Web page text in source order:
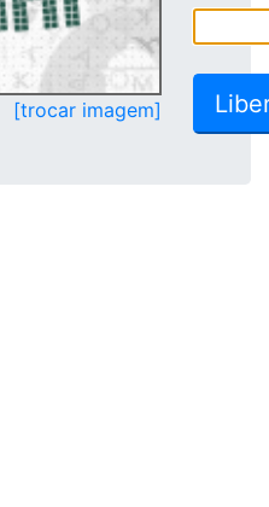
[trocar imagem]